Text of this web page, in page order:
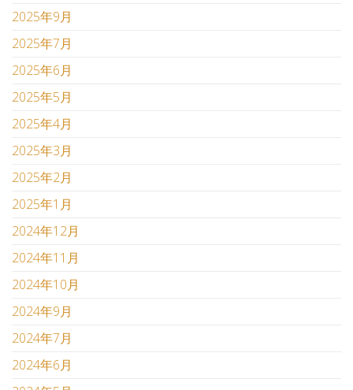
2025年9月
2025年7月
2025年6月
2025年5月
2025年4月
2025年3月
2025年2月
2025年1月
2024年12月
2024年11月
2024年10月
2024年9月
2024年7月
2024年6月